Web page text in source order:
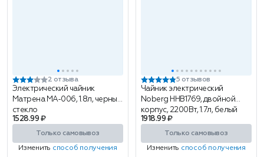
2 отзыва
Электрический чайник
Матрена MA-006, 1.8л, черный,
стекло
1528.99 ₽
Только самовывоз
Изменить способ получения
5 отзывов
Чайник электрический
Noberg HHB1769, двойной
корпус, 2200Вт, 1.7л, белый
1918.99 ₽
Только самовывоз
Изменить способ получения